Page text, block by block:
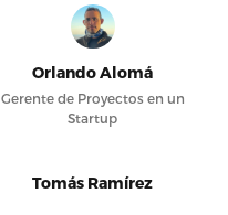
Orlando Alomá
Gerente de Proyectos en un
Startup
Tomás Ramírez